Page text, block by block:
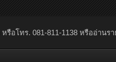
หรือโทร. 081-811-1138 หรืออ่านร